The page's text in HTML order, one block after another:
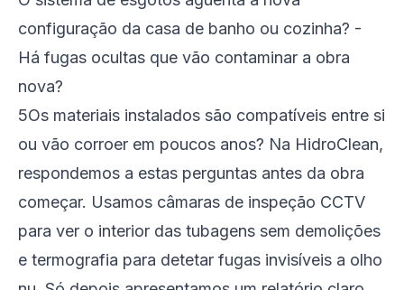
configuração da casa de banho ou cozinha? -
Há fugas ocultas que vão contaminar a obra
nova?
5Os materiais instalados são compatíveis entre si
ou vão corroer em poucos anos? Na HidroClean,
respondemos a estas perguntas antes da obra
começar. Usamos câmaras de inspeção CCTV
para ver o interior das tubagens sem demolições
e termografia para detetar fugas invisíveis a olho